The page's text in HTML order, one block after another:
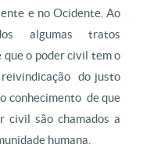
e no Ocidente. Ao
algumas tratos
que o poder civil tem o
do justo
conhecimento de que
civil são chamados a
humana.